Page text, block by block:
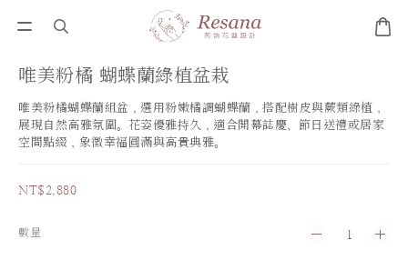
唯美粉橘 蝴蝶蘭綠植盆栽
唯美粉橘蝴蝶蘭組盆，選用粉嫩橘調蝴蝶蘭，搭配樹皮與蕨類綠植，
展現自然高雅氛圍。花姿優雅持久，適合開幕誌慶、節日送禮或居家
空間點綴，象徵幸福圓滿與高貴典雅。
NT$2,880
數量